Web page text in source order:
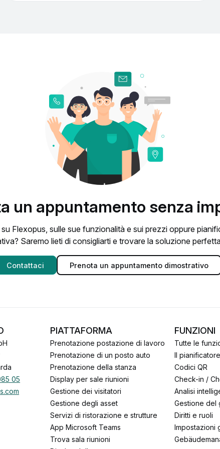
un appuntamento senza
Flexopus, sulle sue funzionalità e sui prezzi oppure
Saremo lieti di consigliarti e trovare la soluzione
Contattaci Prenota un appuntamento dimostrativo
05
PIATTAFORMA
Prenotazione postazione di lavoro
Prenotazione di un posto auto
Prenotazione della stanza
Display per sale riunioni
Gestione dei visitatori
Gestione degli asset
Servizi di ristorazione e strutture
App Microsoft Teams
Trova sala riunioni
FUNZIONI
Tutte le
Il
codici QR
Check-in /
Analisi
Gestione
Diritti e ruoli
Impostazioni